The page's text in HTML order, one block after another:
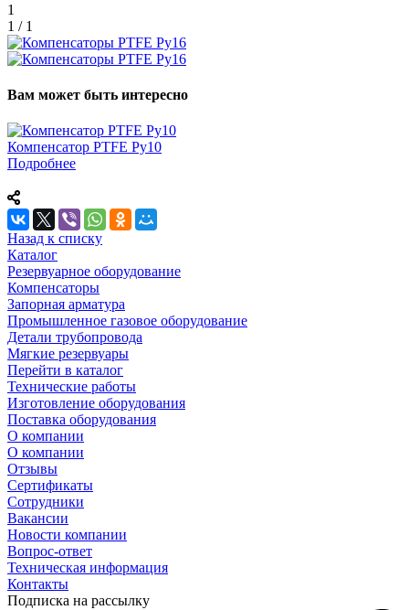
1
1 / 1
Вам может быть интересно
Компенсатор PTFE Ру10
Подробнее
Назад к списку
Каталог
Резервуарное оборудование
Компенсаторы
Запорная арматура
Промышленное газовое оборудование
Детали трубопровода
Мягкие резервуары
Перейти в каталог
Технические работы
Изготовление оборудования
Поставка оборудования
О компании
О компании
Отзывы
Сертификаты
Сотрудники
Вакансии
Новости компании
Вопрос-ответ
Техническая информация
Контакты
Подписка на рассылку